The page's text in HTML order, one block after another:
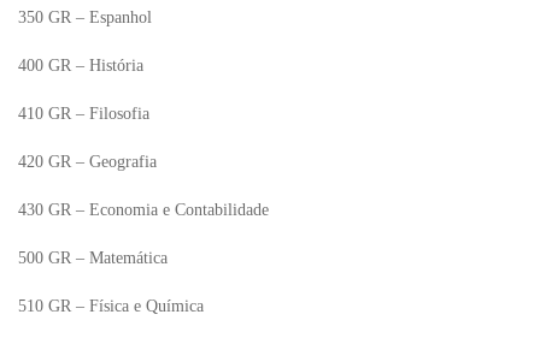
350 GR – Espanhol
400 GR – História
410 GR – Filosofia
420 GR – Geografia
430 GR – Economia e Contabilidade
500 GR – Matemática
510 GR – Física e Química